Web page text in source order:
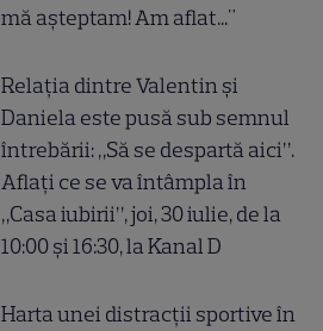
mă așteptam! Am aflat..."
Relația dintre Valentin și
Daniela este pusă sub semnul
întrebării: „Să se despartă aici”.
Aflați ce se va întâmpla în
„Casa iubirii”, joi, 30 iulie, de la
10:00 și 16:30, la Kanal D
Harta unei distracții sportive în